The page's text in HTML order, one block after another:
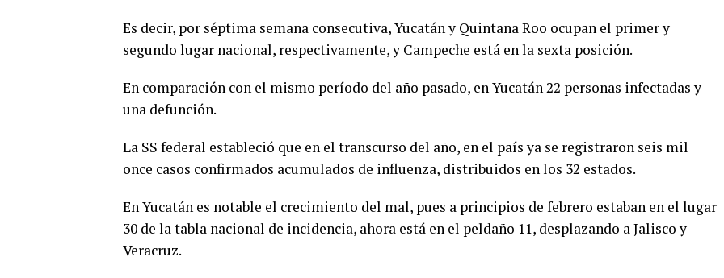
Es decir, por séptima semana consecutiva, Yucatán y Quintana Roo ocupan el primer y
segundo lugar nacional, respectivamente, y Campeche está en la sexta posición.
En comparación con el mismo período del año pasado, en Yucatán 22 personas infectadas y
una defunción.
La SS federal estableció que en el transcurso del año, en el país ya se registraron seis mil
once casos confirmados acumulados de influenza, distribuidos en los 32 estados.
En Yucatán es notable el crecimiento del mal, pues a principios de febrero estaban en el lugar
30 de la tabla nacional de incidencia, ahora está en el peldaño 11, desplazando a Jalisco y
Veracruz.